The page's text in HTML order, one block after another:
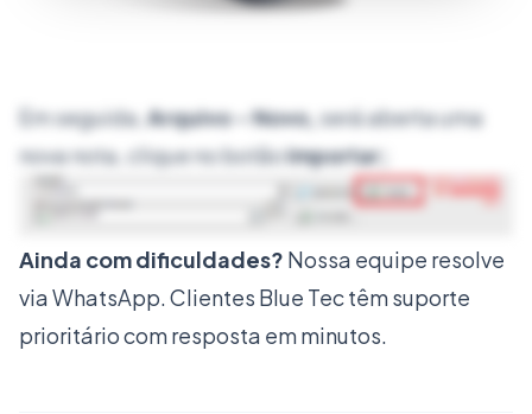
Em seguida,Arquivo - Novo,será aberta uma
nova nota, clique no botãoImportar;
Agora, marque a opçãoItens da Nota de
Compra;
Ainda com dificuldades? Nossa equipe resolve
via WhatsApp. Clientes Blue Tec têm suporte
prioritário com resposta em minutos.